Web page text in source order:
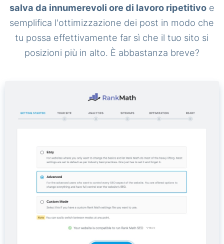
salva da innumerevoli ore di lavoro ripetitivoe
semplifica l'ottimizzazione dei post in modo che
tu possa effettivamente far sì che il tuo sito si
posizioni più in alto. È abbastanza breve?